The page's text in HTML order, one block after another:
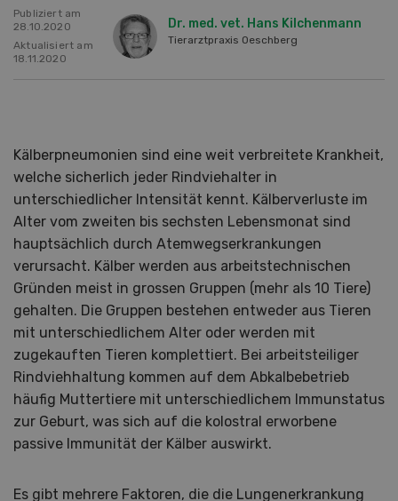
Publiziert am
28.10.2020
Aktualisiert am
18.11.2020
Dr. med. vet. Hans Kilchenmann
Tierarztpraxis Oeschberg
Kälberpneumonien sind eine weit verbreitete Krankheit,
welche sicherlich jeder Rindviehalter in
unterschiedlicher Intensität kennt. Kälberverluste im
Alter vom zweiten bis sechsten Lebensmonat sind
hauptsächlich durch Atemwegserkrankungen
verursacht. Kälber werden aus arbeitstechnischen
Gründen meist in grossen Gruppen (mehr als 10 Tiere)
gehalten. Die Gruppen bestehen entweder aus Tieren
mit unterschiedlichem Alter oder werden mit
zugekauften Tieren komplettiert. Bei arbeitsteiliger
Rindviehhaltung kommen auf dem Abkalbebetrieb
häufig Muttertiere mit unterschiedlichem Immunstatus
zur Geburt, was sich auf die kolostral erworbene
passive Immunität der Kälber auswirkt.
Es gibt mehrere Faktoren, die die Lungenerkrankung